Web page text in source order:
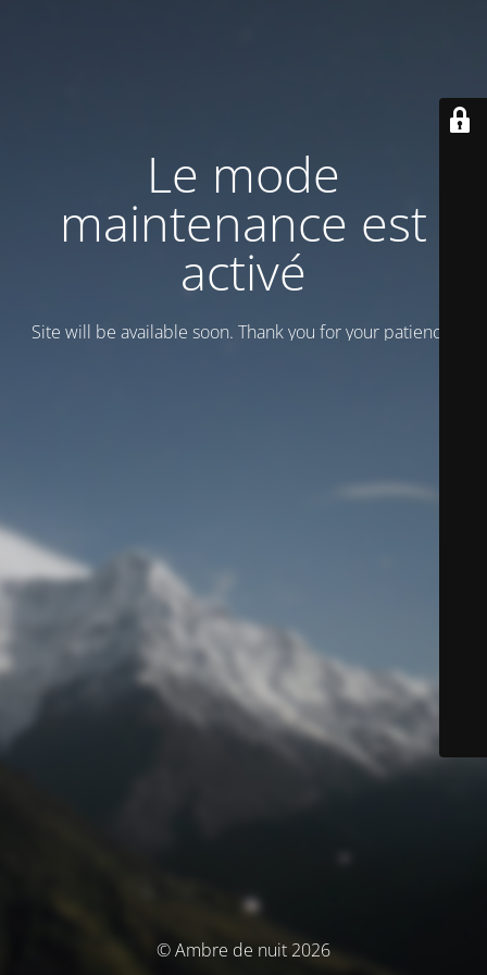
Le mode
maintenance est
activé
Site will be available soon. Thank you for your patience!
© Ambre de nuit 2026